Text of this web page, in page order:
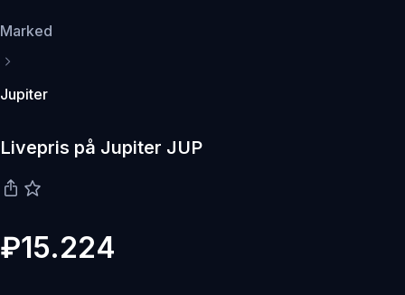
Marked
Jupiter
Livepris på Jupiter JUP
₽15.224